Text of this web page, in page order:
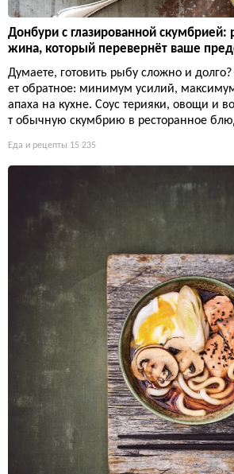
Донбури с глазированной скумбрией:
жина, который перевернёт ваше
Думаете, готовить рыбу сложно и
ет обратное: минимум усилий,
апаха на кухне. Соус терияки, овощи и
т обычную скумбрию в ресторанное
Еда и рецепты 15 235